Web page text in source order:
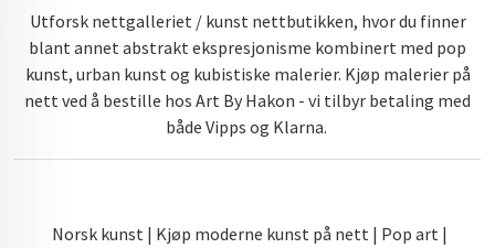
Utforsk nettgalleriet / kunst nettbutikken, hvor du finner
blant annet abstrakt ekspresjonisme kombinert med pop
kunst, urban kunst og kubistiske malerier. Kjøp malerier på
nett ved å bestille hos Art By Hakon - vi tilbyr betaling med
både Vipps og Klarna.
Norsk kunst | Kjøp moderne kunst på nett | Pop art |